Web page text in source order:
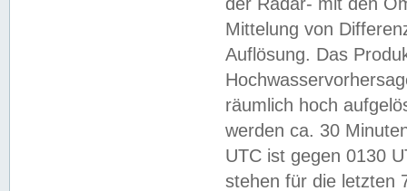
der Radar- mit den
Mittelung von
Auflösung. Das
räumlich hoch
werden ca. 30
UTC ist gegen 0130
stehen für die letzten